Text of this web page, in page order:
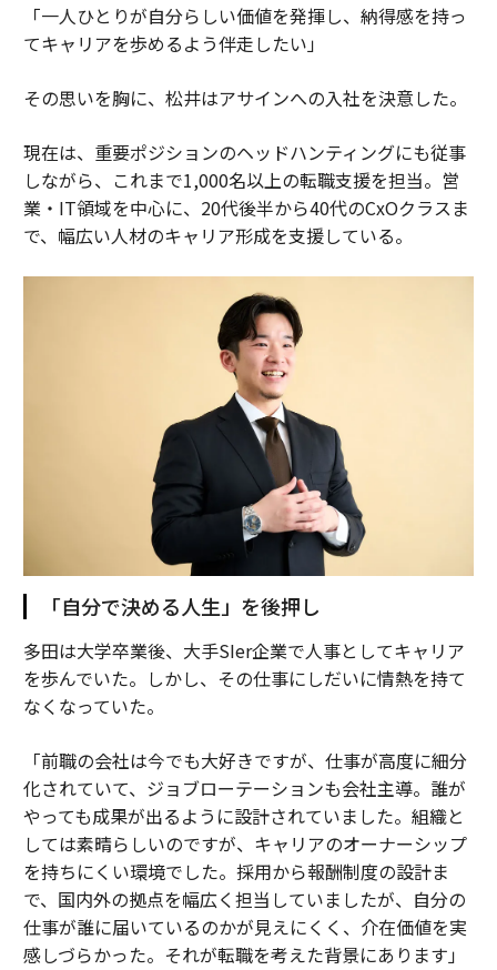
「一人ひとりが自分らしい価値を発揮し、納得感を持っ
てキャリアを歩めるよう伴走したい」
その思いを胸に、松井はアサインへの入社を決意した。
現在は、重要ポジションのヘッドハンティングにも従事
しながら、これまで1,000名以上の転職支援を担当。営
業・IT領域を中心に、20代後半から40代のCxOクラスま
で、幅広い人材のキャリア形成を支援している。
「自分で決める人生」を後押し
多田は大学卒業後、大手SIer企業で人事としてキャリア
を歩んでいた。しかし、その仕事にしだいに情熱を持て
なくなっていた。
「前職の会社は今でも大好きですが、仕事が高度に細分
化されていて、ジョブローテーションも会社主導。誰が
やっても成果が出るように設計されていました。組織と
しては素晴らしいのですが、キャリアのオーナーシップ
を持ちにくい環境でした。採用から報酬制度の設計ま
で、国内外の拠点を幅広く担当していましたが、自分の
仕事が誰に届いているのかが見えにくく、介在価値を実
感しづらかった。それが転職を考えた背景にあります」